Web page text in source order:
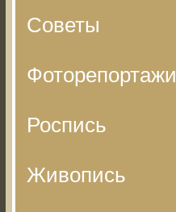
Советы
Фоторепортажи
Роспись
Живопись